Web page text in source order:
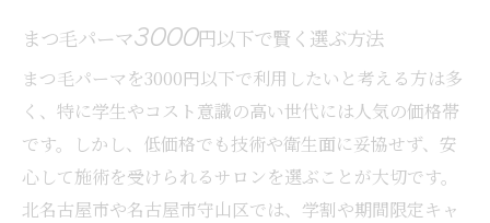
まつ毛パーマ3000円以下で賢く選ぶ方法
まつ毛パーマを3000円以下で利用したいと考える方は多
く、特に学生やコスト意識の高い世代には人気の価格帯
です。しかし、低価格でも技術や衛生面に妥協せず、安
心して施術を受けられるサロンを選ぶことが大切です。
北名古屋市や名古屋市守山区では、学割や期間限定キャ